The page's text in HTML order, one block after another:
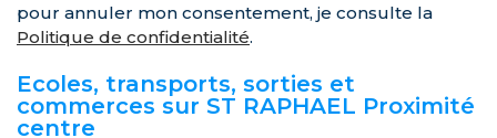
pour annuler mon consentement, je consulte la
Politique de confidentialité.
Ecoles, transports, sorties et
commerces sur ST RAPHAEL Proximité
centre